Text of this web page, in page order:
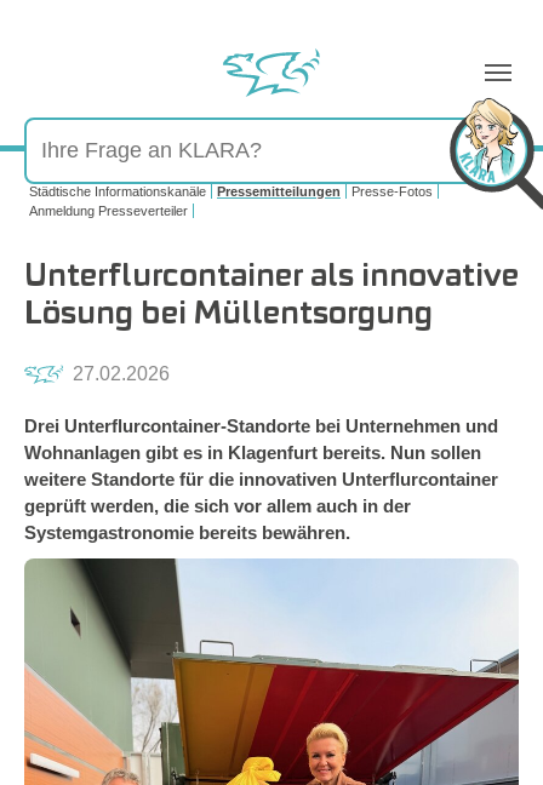
Sie sind hier:
Städtische Informationskanäle Pressemitteilungen
Presse-Fotos
Anmeldung Presseverteiler
Unterflurcontainer als innovative
Lösung bei Müllentsorgung
27.02.2026
Drei Unterflurcontainer-Standorte bei Unternehmen und
Wohnanlagen gibt es in Klagenfurt bereits. Nun sollen
weitere Standorte für die innovativen Unterflurcontainer
geprüft werden, die sich vor allem auch in der
Systemgastronomie bereits bewähren.